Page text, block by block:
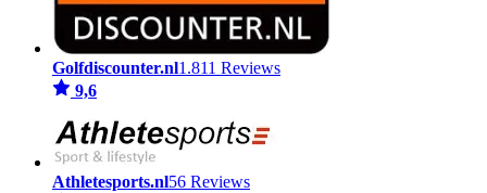
Golfdiscounter.nl1.811 Reviews
9,6
Athletesports.nl56 Reviews